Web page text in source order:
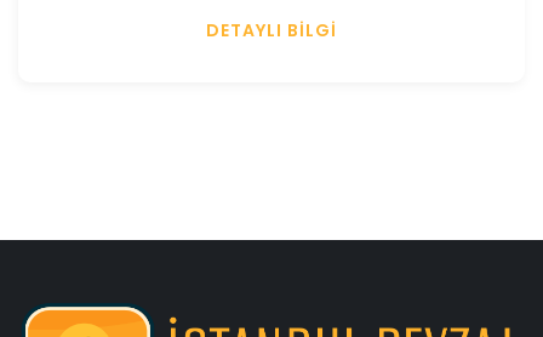
DETAYLI BİLGİ